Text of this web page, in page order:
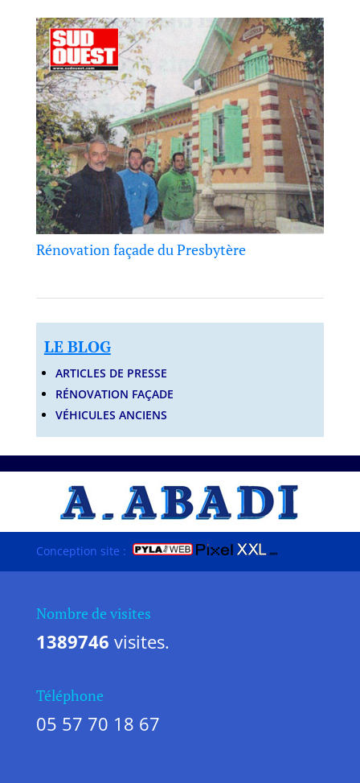
Rénovation façade du Presbytère
LE BLOG
ARTICLES DE PRESSE
RÉNOVATION FAÇADE
VÉHICULES ANCIENS
#TEXT#
Conception site :
Nombre de visites
1389746 visites.
Téléphone
05 57 70 18 67